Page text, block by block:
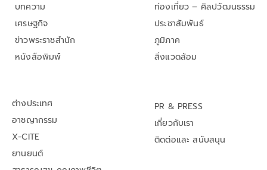
บทความ
เศรษฐกิจ
ข่าวพระราชสำนัก
หนังสือพิมพ์
ท่องเที่ยว – ศิลปวัฒนธรรม
ประชาสัมพันธ์
ภูมิภาค
สิ่งแวดล้อม
ต่างประเทศ
อาชญากรรม
X-CITE
ยานยนต์
PR & PRESS
เกี่ยวกับเรา
ติดต่อและ สนับสนุน